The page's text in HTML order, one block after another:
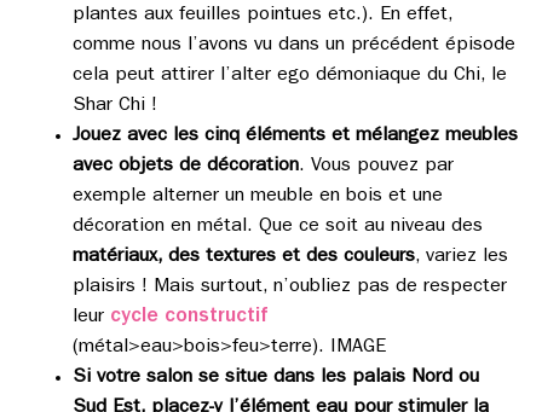
plantes aux feuilles pointues etc.). En effet,
comme nous l’avons vu dans un précédent épisode
cela peut attirer l’alter ego démoniaque du Chi, le
Shar Chi !
Jouez avec les cinq éléments et mélangez meubles
avec objets de décoration. Vous pouvez par
exemple alterner un meuble en bois et une
décoration en métal. Que ce soit au niveau des
matériaux, des textures et des couleurs, variez les
plaisirs ! Mais surtout, n’oubliez pas de respecter
leur cycle constructif
(métal>eau>bois>feu>terre). IMAGE
Si votre salon se situe dans les palais Nord ou